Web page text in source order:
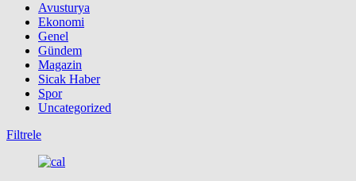
Avusturya
Ekonomi
Genel
Gündem
Magazin
Sicak Haber
Spor
Uncategorized
Filtrele